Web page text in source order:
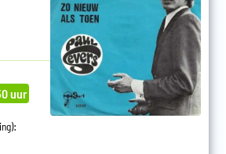
uur
: